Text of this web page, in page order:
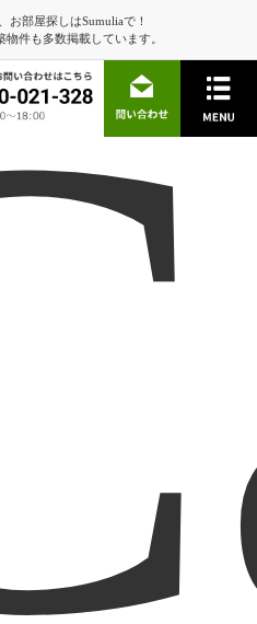
お部屋探しはSumuliaで！
件も多数掲載しています。